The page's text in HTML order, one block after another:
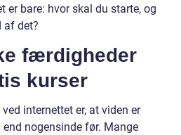
er bare: hvor skal du starte, og
af det?
færdigheder
kurser
internettet er, at viden er
nogensinde før. Mange